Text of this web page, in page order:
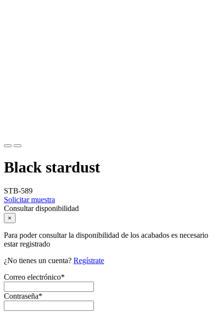
Black stardust
STB-589
Solicitar muestra
Consultar disponibilidad
×
Para poder consultar la disponibilidad de los acabados es necesario
estar registrado
¿No tienes un cuenta? Regístrate
Correo electrónico*
Contraseña*